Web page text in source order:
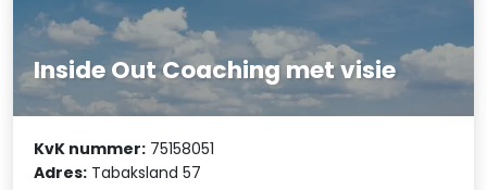
Inside Out Coaching met visie
KvK nummer: 75158051
Adres: Tabaksland 57